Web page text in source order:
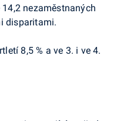
nezaměstnaných
disparitami.
8,5 % a ve 3. i ve 4.